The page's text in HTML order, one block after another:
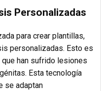
Personalizadas
para crear plantillas,
personalizadas. Esto es
han sufrido lesiones
Esta tecnología
se adaptan